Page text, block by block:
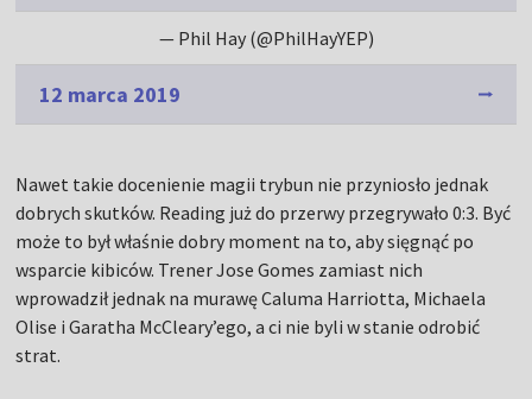
— Phil Hay (@PhilHayYEP)
12 marca 2019
Nawet takie docenienie magii trybun nie przyniosło jednak
dobrych skutków. Reading już do przerwy przegrywało 0:3. Być
może to był właśnie dobry moment na to, aby sięgnąć po
wsparcie kibiców. Trener Jose Gomes zamiast nich
wprowadził jednak na murawę Caluma Harriotta, Michaela
Olise i Garatha McCleary’ego, a ci nie byli w stanie odrobić
strat.